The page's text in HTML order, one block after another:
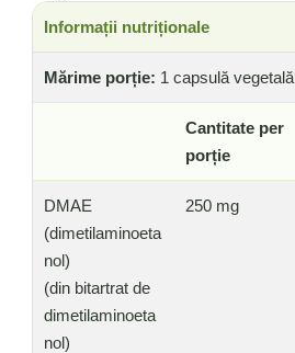
Informații nutriționale
Mărime porție: 1 capsulă vegetală
Cantitate per
porție
DMAE
(dimetilaminoeta
nol)
(din bitartrat de
dimetilaminoeta
nol)
250 mg